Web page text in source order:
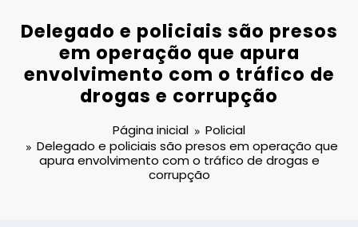
Delegado e policiais são presos
em operação que apura
envolvimento com o tráfico de
drogas e corrupção
Página inicial
Policial
Delegado e policiais são presos em operação que
apura envolvimento com o tráfico de drogas e
corrupção